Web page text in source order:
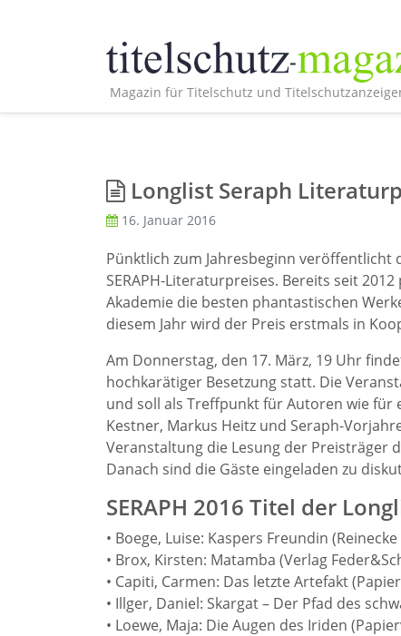
Magazin für Titelschutz und
Longlist Seraph
16. Januar 2016
Pünktlich zum Jahresbeginn veröffentlicht
SERAPH-Literaturpreises. Bereits seit
Akademie die besten phantastischen
diesem Jahr wird der Preis erstmals in
Am Donnerstag, den 17. März, 19 Uhr
hochkarätiger Besetzung statt. Die
und soll als Treffpunkt für Autoren wie für
Kestner, Markus Heitz und Seraph-
Veranstaltung die Lesung der Preisträger
Danach sind die Gäste eingeladen zu
SERAPH 2016 Titel der
• Boege, Luise: Kaspers Freundin
• Brox, Kirsten: Matamba (Verlag
• Capiti, Carmen: Das letzte Artefakt
• Illger, Daniel: Skargat – Der Pfad des
• Loewe, Maja: Die Augen des Iriden